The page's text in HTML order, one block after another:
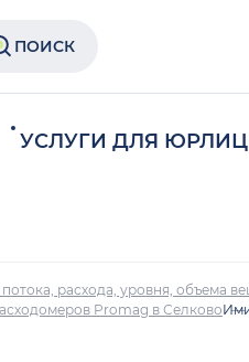
ПОИСК
УСЛУГИ ДЛЯ ЮРЛИЦ
расхода, уровня, объема
Promag в Селково